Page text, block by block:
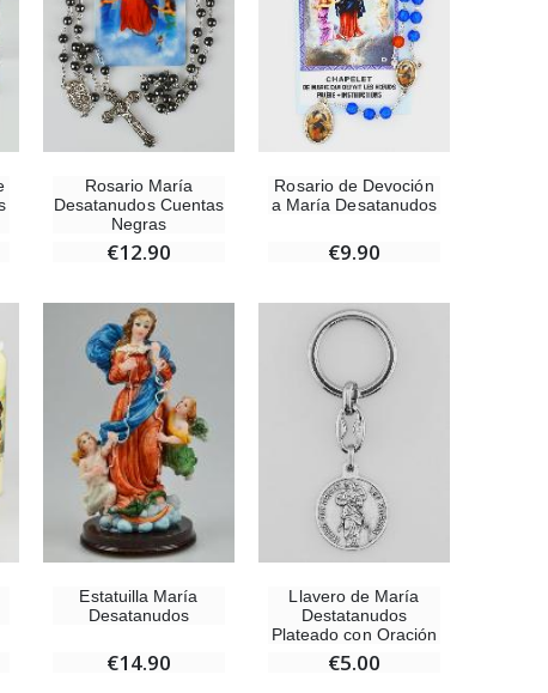
Rosario María
Desatanudos Cuentas
Negras
€12.90
Rosario de Devoción
a María Desatanudos
€9.90
Estatuilla María
Desatanudos
€14.90
Llavero de María
Destatanudos
Plateado con Oración
€5.00